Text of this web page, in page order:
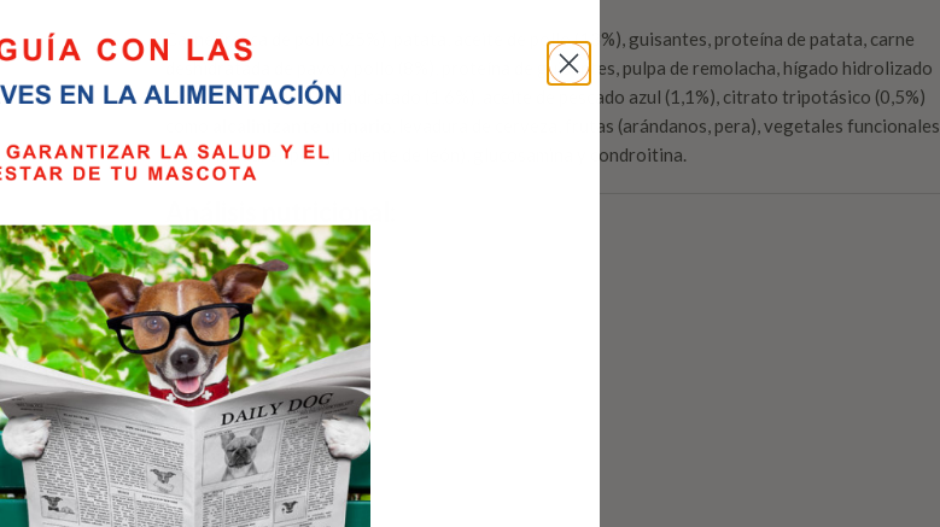
Carne fresca de pollo (25%), patata, aceite de pollo (13%), guisantes, proteína de patata, carne
deshidratada de pavo y pollo (8%), proteína de guisantes, pulpa de remolacha, hígado hidrolizado
(2%), pescado azul deshidratado (1,6%), aceite de pescado azul (1,1%), citrato tripotásico (0,5%)
, levadura de cerveza, frutas (arándanos, pera), vegetales funcionales
(chirivía, laurel, perejil, diente de león), glucosamina y condroitina.
Proteína bruta: 28%
Grasas brutas: 23%
Fibra: 3%
Cenizas: 6%
Calcio: 0,9%